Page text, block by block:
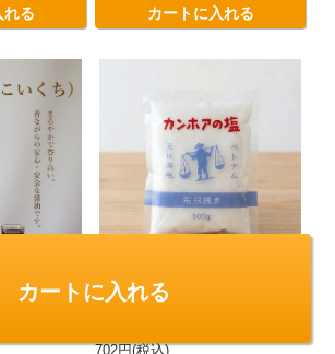
る カートに入れる
み 国産有
うゆ) 900ml
カンホアの塩（石臼挽き）500ｇ
702円(税込)
カートに入れる